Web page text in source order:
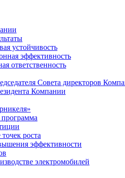
устойчивость
эффективность
ответственность
Совета директоров
Компании
программа
роста
эффективности
электромобилей